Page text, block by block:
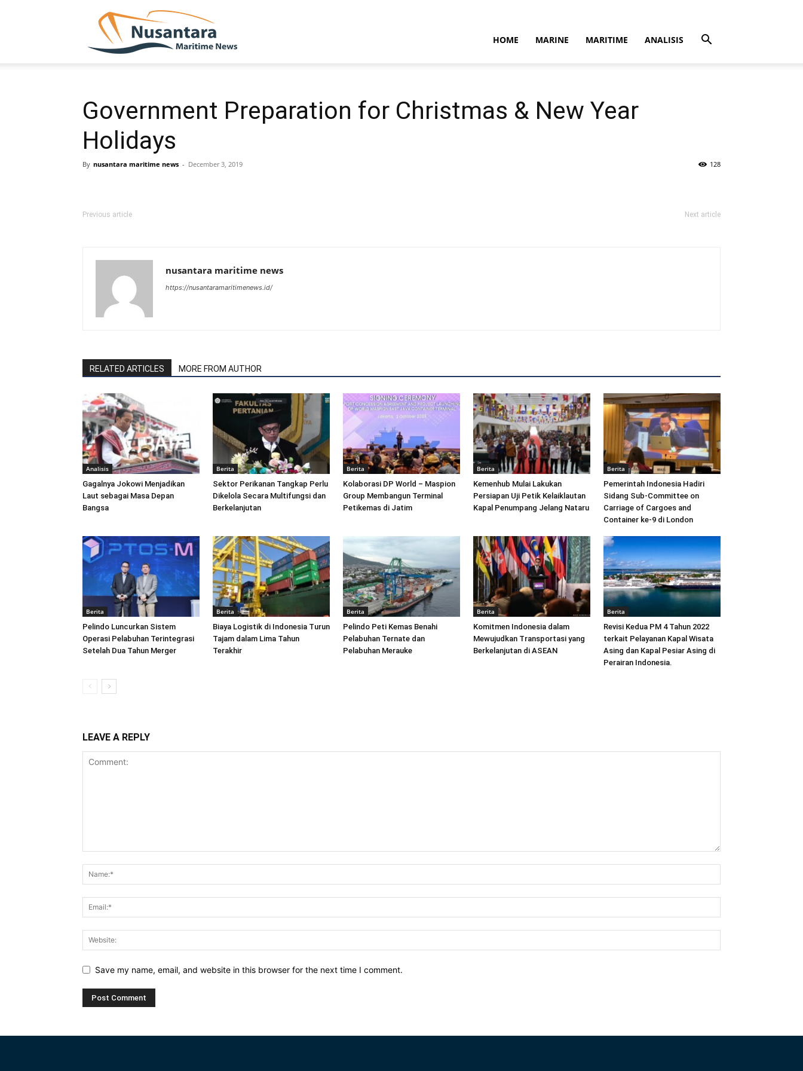
HOME MARINE MARITIME ANALISIS
Government Preparation for Christmas & New Year
Holidays
By nusantara maritime news - December 3, 2019 128
Previous article Next article
nusantara maritime news
https://nusantaramaritimenews.id/
RELATED ARTICLES MORE FROM AUTHOR
Analisis
Gagalnya Jokowi Menjadikan
Laut sebagai Masa Depan
Bangsa
Berita
Sektor Perikanan Tangkap Perlu
Dikelola Secara Multifungsi dan
Berkelanjutan
Berita
Kolaborasi DP World – Maspion
Group Membangun Terminal
Petikemas di Jatim
Berita
Kemenhub Mulai Lakukan
Persiapan Uji Petik Kelaiklautan
Kapal Penumpang Jelang Nataru
Berita
Pemerintah Indonesia Hadiri
Sidang Sub-Committee on
Carriage of Cargoes and
Container ke-9 di London
Berita
Pelindo Luncurkan Sistem
Operasi Pelabuhan Terintegrasi
Setelah Dua Tahun Merger
Berita
Biaya Logistik di Indonesia Turun
Tajam dalam Lima Tahun
Terakhir
Berita
Pelindo Peti Kemas Benahi
Pelabuhan Ternate dan
Pelabuhan Merauke
Berita
Komitmen Indonesia dalam
Mewujudkan Transportasi yang
Berkelanjutan di ASEAN
Berita
Revisi Kedua PM 4 Tahun 2022
terkait Pelayanan Kapal Wisata
Asing dan Kapal Pesiar Asing di
Perairan Indonesia.
LEAVE A REPLY
Save my name, email, and website in this browser for the next time I comment.